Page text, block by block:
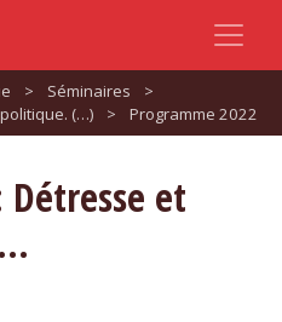
> Séminaires
>
(…)
> Programme 2022
Détresse et